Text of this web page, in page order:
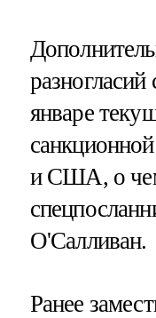
январе
и США, о чем
О'Салливан.
Ранее